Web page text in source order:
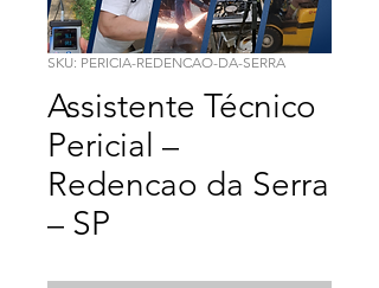
SKU: PERICIA-REDENCAO-DA-SERRA
Assistente Técnico
Pericial –
Redencao da Serra
– SP